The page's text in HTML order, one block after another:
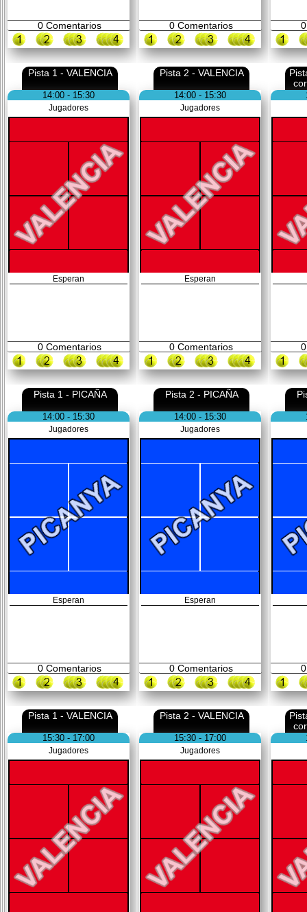
0Comentarios 0Comentarios 0
Pista 1 - VALENCIA
14:00 - 15:30
Jugadores
Esperan
0Comentarios
Pista 2 - VALENCIA
14:00 - 15:30
Jugadores
Esperan
0Comentarios 0
Pista 1 - PICAÑA
14:00 - 15:30
Jugadores
Esperan
0Comentarios
Pista 2 - PICAÑA
14:00 - 15:30
Jugadores
Esperan
0Comentarios 0
Pista 1 - VALENCIA
15:30 - 17:00
Jugadores
Pista 2 - VALENCIA
15:30 - 17:00
Jugadores